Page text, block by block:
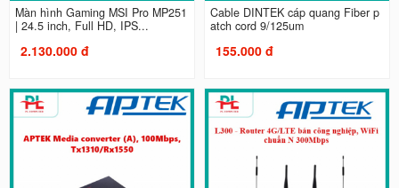
Màn hình Gaming MSI Pro MP251
| 24.5 inch, Full HD, IPS...
2.130.000 đ
Cable DINTEK cáp quang Fiber p
atch cord 9/125um
155.000 đ